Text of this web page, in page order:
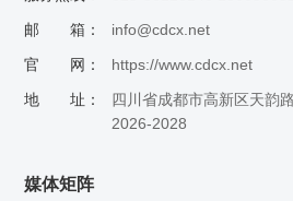
邮 箱：
info@cdcx.net
官 网：
https://www.cdcx.net
地 址：
四川省成都市高新区天韵
2026-2028
媒体矩阵